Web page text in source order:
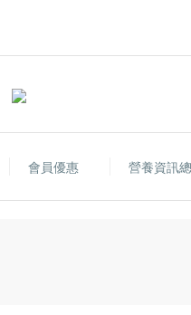
會員優惠 營養資訊